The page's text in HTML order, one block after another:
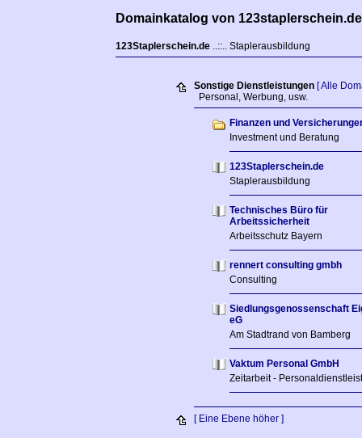
Domainkatalog von 123staplerschein.de
123Staplerschein.de ..::.. Staplerausbildung
Sonstige Dienstleistungen [ Alle
Personal, Werbung, usw.
Finanzen und
Investment und Beratung
123Staplerschein.de
Staplerausbildung
Technisches Büro für
Arbeitssicherheit
Arbeitsschutz Bayern
rennert consulting gmbh
Consulting
Siedlungsgenossenschaft
eG
Am Stadtrand von Bamberg
Vaktum Personal GmbH
Zeitarbeit -
[ Eine Ebene höher ]